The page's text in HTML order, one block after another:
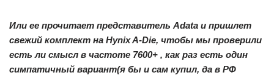
Или ее прочитает представитель Adata и пришлет
свежий комплект на Hynix A-Die, чтобы мы проверили
есть ли смысл в частоте 7600+ , как раз есть один
симпатичный вариант(я бы и сам купил, да в РФ